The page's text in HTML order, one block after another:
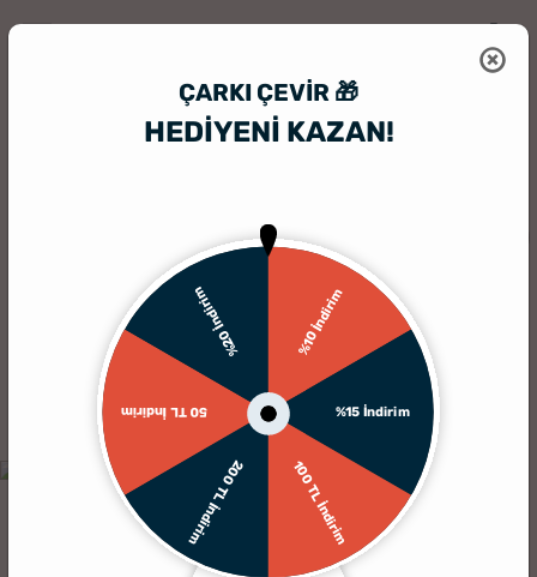
ÇARKI ÇEVIR 🎁
HEDİYENİ KAZAN!
%10 İndirim
%15 İndirim
100 TL İndirim
200 TL İndirim
50 TL İndirim
%20 İndirim